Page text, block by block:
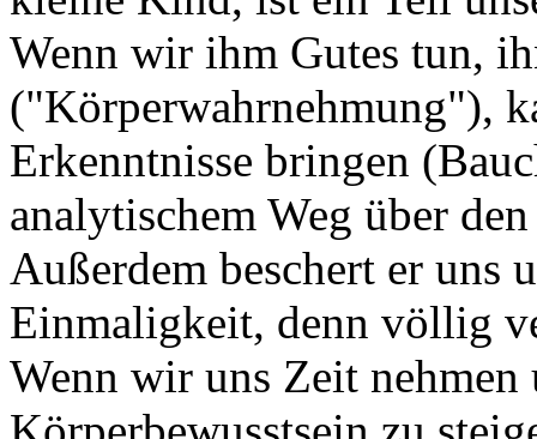
Wenn wir ihm Gutes tun,
("Körperwahrnehmung"),
Erkenntnisse bringen
analytischem Weg über
Außerdem beschert er uns
Einmaligkeit, denn völlig
Wenn wir uns Zeit nehmen